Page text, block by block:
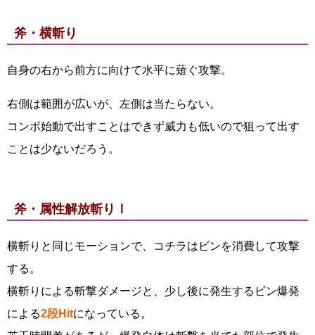
斧・横斬り
自身の右から前方に向けて水平に薙ぐ攻撃。
右側は範囲が広いが、左側は当たらない。
コンボ始動で出すことはできず威力も低いので狙って出す
ことは少ないだろう。
斧・属性解放斬りⅠ
横斬りと同じモーションで、コチラはビンを消費して攻撃
する。
横斬りによる斬撃ダメージと、少し後に発生するビン爆発
による2段Hitになっている。